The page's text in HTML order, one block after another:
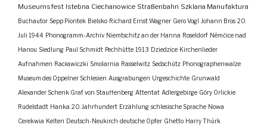
Museumsfest Istebna Ciechanowice Straßenbahn Szklana Manufaktura
Buchautor Sepp Piontek Bielsko Richard Ernst Wagner Gero Vogl Johann Bros 20.
Juli 1944 Phonogramm-Archiv Niemtschitz an der Hanna Roseldorf Némčice nad
Hanou Siedlung Paul Schmidt Pechhütte 1913 Dziedzice Kirchenlieder
Aufnahmen Racławiczki Smolarnia Rasselwitz Sedschütz Phonographenwalze
Museum des Oppelner Schlesien Ausgrabungen Urgeschichte Grunwald
Alexander Schenk Graf von Stauffenberg Attentat Adlergebirge Góry Orlickie
Rudelstadt Hanka 20. Jahrhundert Erzählung schlesische Sprache Nowa
Cerekwia Kelten Deutsch-Neukirch deutsche Opfer Ghetto Harry Thürk